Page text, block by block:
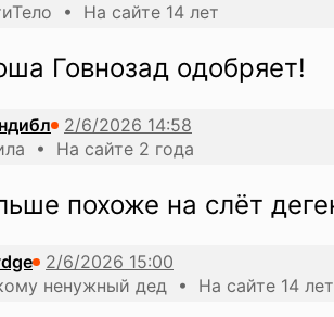
• На сайте 14 лет
Говнозад одобряет!
• На сайте 2 года
похоже на слёт
ненужный дед • На сайте 14 лет